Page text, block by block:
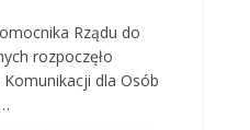
Rządu do
rozpoczęło
dla Osób